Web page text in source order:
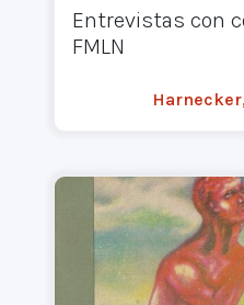
Entrevistas con
FMLN